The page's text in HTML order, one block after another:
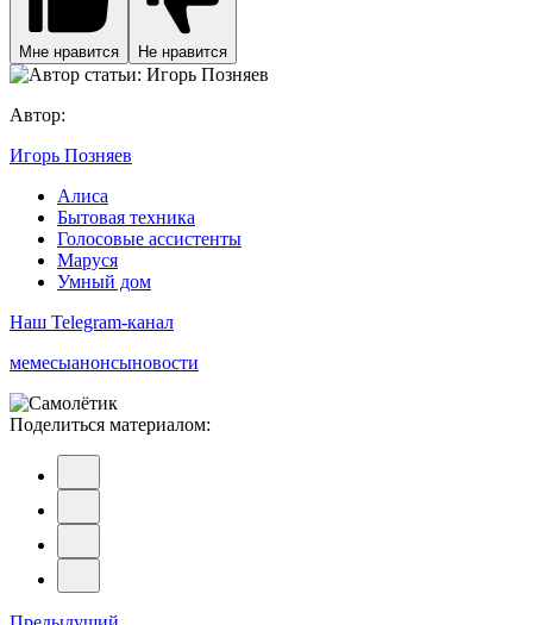
Мне нравится Не нравится
Автор:
Игорь Позняев
Алиса
Бытовая техника
Голосовые ассистенты
Маруся
Умный дом
Наш Telegram-канал
мемесыанонсыновости
Поделиться материалом: